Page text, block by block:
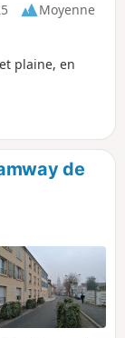
Moyenne
plaine, en
de